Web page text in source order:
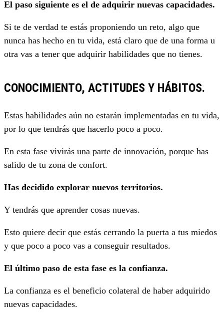
El paso siguiente es el de adquirir nuevas capacidades.
Si te de verdad te estás proponiendo un reto, algo que
nunca has hecho en tu vida, está claro que de una forma u
otra vas a tener que adquirir habilidades que no tienes.
CONOCIMIENTO, ACTITUDES Y HÁBITOS.
Estas habilidades aún no estarán implementadas en tu vida,
por lo que tendrás que hacerlo poco a poco.
En esta fase vivirás una parte de innovación, porque has
salido de tu zona de confort.
Has decidido explorar nuevos territorios.
Y tendrás que aprender cosas nuevas.
Esto quiere decir que estás cerrando la puerta a tus miedos
y que poco a poco vas a conseguir resultados.
El último paso de esta fase es la confianza.
La confianza es el beneficio colateral de haber adquirido
nuevas capacidades.